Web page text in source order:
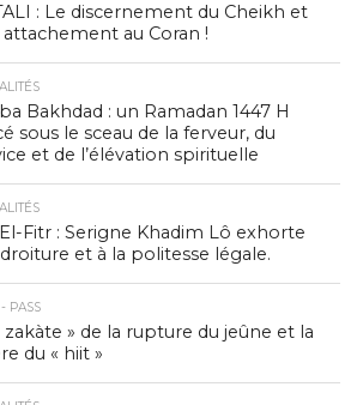
: Le discernement du Cheikh et
au Coran !
Bakhdad : un Ramadan 1447 H
sous le sceau de la ferveur, du
et de l’élévation spirituelle
Fitr : Serigne Khadim Lô exhorte
et à la politesse légale.
PASS
zakàte » de la rupture du jeûne et la
du « hiit »